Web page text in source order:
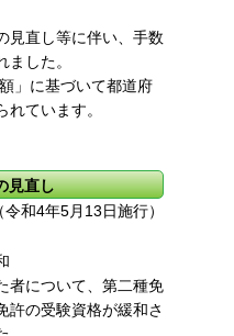
見直し等に伴い、手数
した。
」に基づいて都道府
れています。
見直し
（令和4年5月13日施行）
者について、第二種免
許の受験資格が緩和さ